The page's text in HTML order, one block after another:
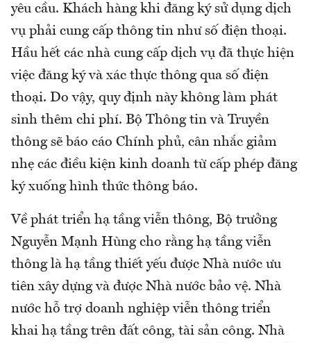
yêu cầu. Khách hàng khi đăng ký sử dụng dịch
vụ phải cung cấp thông tin như số điện thoại.
Hầu hết các nhà cung cấp dịch vụ đã thực hiện
việc đăng ký và xác thực thông qua số điện
thoại. Do vậy, quy định này không làm phát
sinh thêm chi phí. Bộ Thông tin và Truyền
thông sẽ báo cáo Chính phủ, cân nhắc giảm
nhẹ các điều kiện kinh doanh từ cấp phép đăng
ký xuống hình thức thông báo.
Về phát triển hạ tầng viễn thông, Bộ trưởng
Nguyễn Mạnh Hùng cho rằng hạ tầng viễn
thông là hạ tầng thiết yếu được Nhà nước ưu
tiên xây dựng và được Nhà nước bảo vệ. Nhà
nước hỗ trợ doanh nghiệp viễn thông triển
khai hạ tầng trên đất công, tài sản công. Nhà